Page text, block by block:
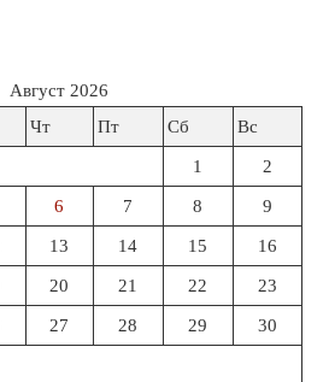
Август 2026
Чт Пт Сб Вс
1 2
6 7 8 9
13 14 15 16
20 21 22 23
27 28 29 30